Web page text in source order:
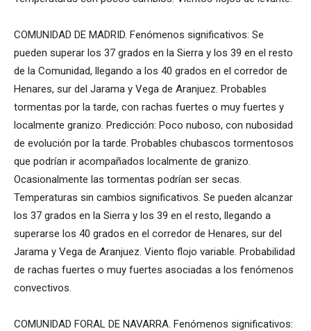
COMUNIDAD DE MADRID. Fenómenos significativos: Se
pueden superar los 37 grados en la Sierra y los 39 en el resto
de la Comunidad, llegando a los 40 grados en el corredor de
Henares, sur del Jarama y Vega de Aranjuez. Probables
tormentas por la tarde, con rachas fuertes o muy fuertes y
localmente granizo. Predicción: Poco nuboso, con nubosidad
de evolución por la tarde. Probables chubascos tormentosos
que podrían ir acompañados localmente de granizo.
Ocasionalmente las tormentas podrían ser secas.
Temperaturas sin cambios significativos. Se pueden alcanzar
los 37 grados en la Sierra y los 39 en el resto, llegando a
superarse los 40 grados en el corredor de Henares, sur del
Jarama y Vega de Aranjuez. Viento flojo variable. Probabilidad
de rachas fuertes o muy fuertes asociadas a los fenómenos
convectivos.
COMUNIDAD FORAL DE NAVARRA. Fenómenos significativos: